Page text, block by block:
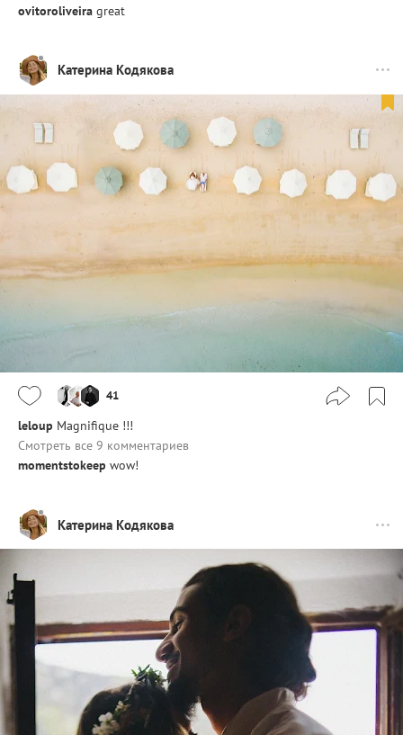
ovitoroliveira great
Катерина Кодякова
41
leloup Magnifique !!!
Смотреть все 9 комментариев
momentstokeep wow!
Катерина Кодякова